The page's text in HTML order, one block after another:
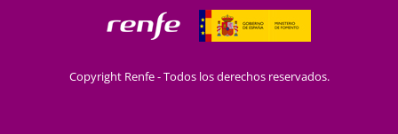
Copyright Renfe - Todos los derechos reservados.